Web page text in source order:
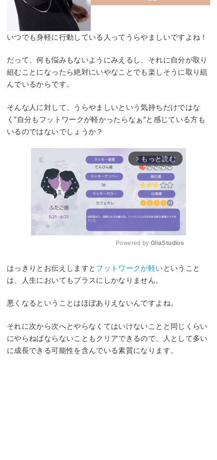
いつでも身軽に行動している人ってうらやましいですよね！
だって、何も悩みもないようにみえるし、それに自分が取り
組むことになったら絶対にいやなことでも楽しそうに取り組
んでいるからです。
そんな人に対して、うらやましいという気持ちだけではな
く”自分もフットワークが軽かったらなぁ”と感じている方も
いるのではないでしょうか？
arrow_forward_ios もっと読む
Powered by GliaStudios
はっきりとお伝えしますと フットワークが軽い ということ
は、人生においてもプラスにしかなりません。
悪くなるということはほぼありえないんですよね。
それに次から次へとやらなくてはいけないことと同じくらい
にやらねばならないこともクリアできるので、人として多い
に成長できる可能性を含んでいる素質になります。